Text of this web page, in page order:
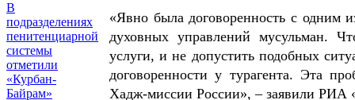
В
подразделениях
пенитенциарной
системы
отметили
«Курбан-
Байрам»
«Явно была договоренность с одним
духовных управлений мусульман.
услуги, и не допустить подобных
договоренности у турагента. Эта
Хадж-миссии России», – заявили